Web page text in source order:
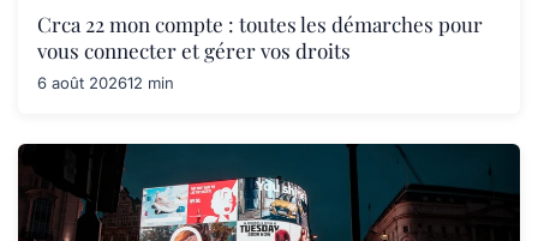
Crca 22 mon compte : toutes les démarches pour
vous connecter et gérer vos droits
6 août 202612 min